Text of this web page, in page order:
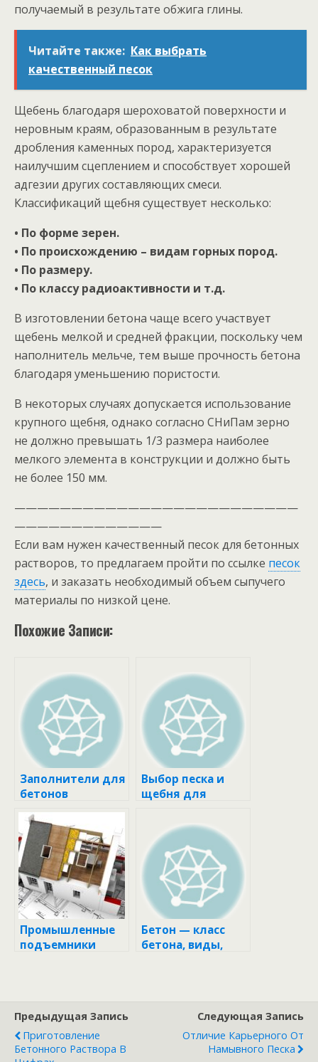
получаемый в результате обжига глины.
Читайте также: Как выбрать
качественный песок
Щебень благодаря шероховатой поверхности и
неровным краям, образованным в результате
дробления каменных пород, характеризуется
наилучшим сцеплением и способствует хорошей
адгезии других составляющих смеси.
Классификаций щебня существует несколько:
• По форме зерен.
• По происхождению – видам горных пород.
• По размеру.
• По классу радиоактивности и т.д.
В изготовлении бетона чаще всего участвует
щебень мелкой и средней фракции, поскольку чем
наполнитель мельче, тем выше прочность бетона
благодаря уменьшению пористости.
В некоторых случаях допускается использование
крупного щебня, однако согласно СНиПам зерно
не должно превышать 1/3 размера наиболее
мелкого элемента в конструкции и должно быть
не более 150 мм.
—————————————————————————
—————————————
Если вам нужен качественный песок для бетонных
растворов, то предлагаем пройти по ссылке песок
здесь, и заказать необходимый объем сыпучего
материалы по низкой цене.
Похожие Записи:
Заполнители для
бетонов
Выбор песка и
щебня для
качественного
бетона
Промышленные
подъемники
Бетон — класс
бетона, виды,
Предыдущая Запись
Приготовление
Бетонного Раствора В
Следующая Запись
Отличие Карьерного От
Намывного Песка